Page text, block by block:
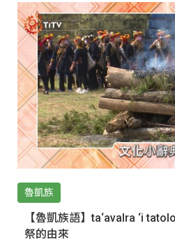
魯凱族
【魯凱族語】ta‘avalra ‘i
祭的由來